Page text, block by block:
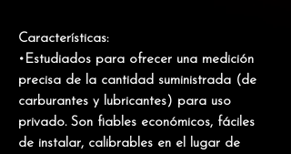
Características:
•Estudiados para ofrecer una medición
precisa de la cantidad suministrada (de
carburantes y lubricantes) para uso
privado. Son fiables económicos, fáciles
de instalar, calibrables en el lugar de